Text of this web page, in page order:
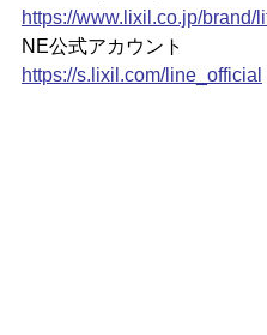
https://www.lixil.co.jp/brand/
NE公式アカウント
https://s.lixil.com/line_official